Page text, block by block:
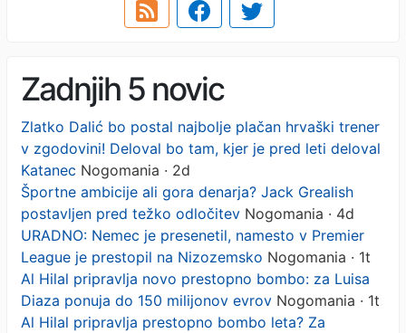
Zadnjih 5 novic
Zlatko Dalić bo postal najbolje plačan hrvaški trener
v zgodovini! Deloval bo tam, kjer je pred leti deloval
Katanec Nogomania · 2d
Športne ambicije ali gora denarja? Jack Grealish
postavljen pred težko odločitev Nogomania · 4d
URADNO: Nemec je presenetil, namesto v Premier
League je prestopil na Nizozemsko Nogomania · 1t
Al Hilal pripravlja novo prestopno bombo: za Luisa
Diaza ponuja do 150 milijonov evrov Nogomania · 1t
Al Hilal pripravlja prestopno bombo leta? Za